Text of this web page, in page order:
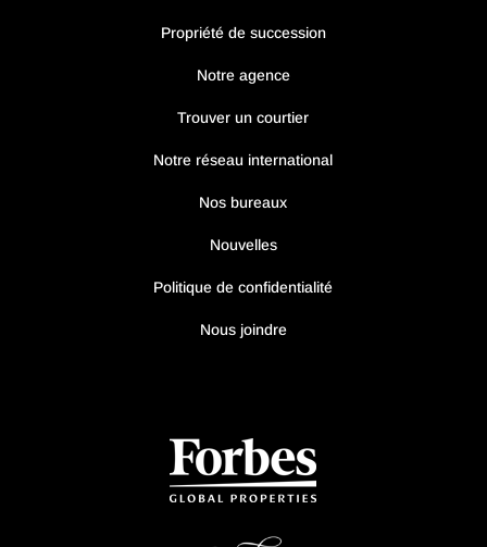
Propriété de succession
Notre agence
Trouver un courtier
Notre réseau international
Nos bureaux
Nouvelles
Politique de confidentialité
Nous joindre